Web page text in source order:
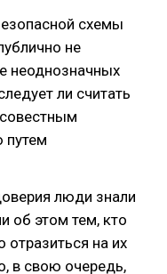
схемы
не
неоднозначных
ли считать
путем
люди знали
об этом тем, кто
на их
в свою очередь,